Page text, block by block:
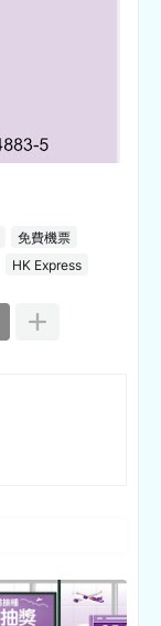
免費機票
HK Express